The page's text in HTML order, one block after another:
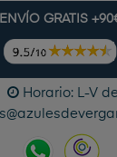
ENVÍO GRATIS
Horario: L-V